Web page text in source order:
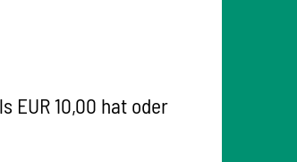
EUR 10,00 hat oder